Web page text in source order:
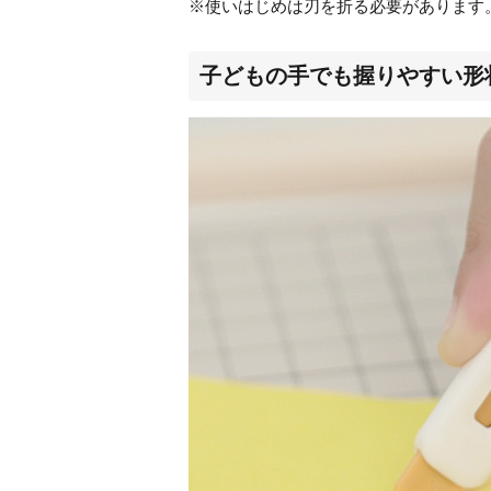
※使いはじめは刃を折る必要があります
子どもの手でも握りやすい形